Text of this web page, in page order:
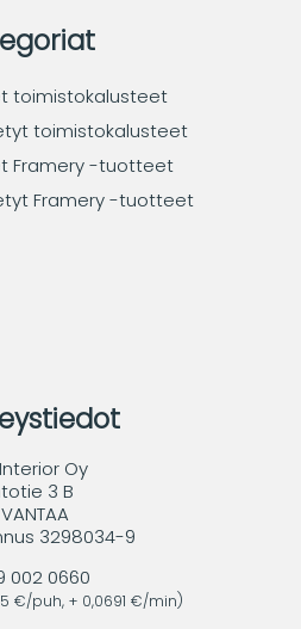
toimistokalusteet
toimistokalusteet
Framery -tuotteet
Framery -tuotteet
Oy
3 B
3298034-9
002 0660
€/puh, + 0,0691 €/min)